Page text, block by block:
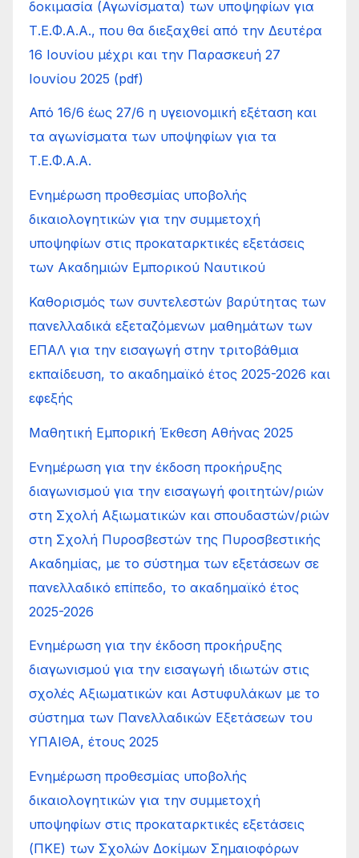
δοκιμασία (Αγωνίσματα) των υποψηφίων για
Τ.Ε.Φ.Α.Α., που θα διεξαχθεί από την Δευτέρα
16 Ιουνίου μέχρι και την Παρασκευή 27
Ιουνίου 2025 (pdf)
Από 16/6 έως 27/6 η υγειονομική εξέταση και
τα αγωνίσματα των υποψηφίων για τα
Τ.Ε.Φ.Α.Α.
Ενημέρωση προθεσμίας υποβολής
δικαιολογητικών για την συμμετοχή
υποψηφίων στις προκαταρκτικές εξετάσεις
των Ακαδημιών Εμπορικού Ναυτικού
Καθορισμός των συντελεστών βαρύτητας των
πανελλαδικά εξεταζόμενων μαθημάτων των
ΕΠΑΛ για την εισαγωγή στην τριτοβάθμια
εκπαίδευση, το ακαδημαϊκό έτος 2025-2026 και
εφεξής
Μαθητική Εμπορική Έκθεση Αθήνας 2025
Ενημέρωση για την έκδοση προκήρυξης
διαγωνισμού για την εισαγωγή φοιτητών/ριών
στη Σχολή Αξιωματικών και σπουδαστών/ριών
στη Σχολή Πυροσβεστών της Πυροσβεστικής
Ακαδημίας, με το σύστημα των εξετάσεων σε
πανελλαδικό επίπεδο, το ακαδημαϊκό έτος
2025-2026
Ενημέρωση για την έκδοση προκήρυξης
διαγωνισμού για την εισαγωγή ιδιωτών στις
σχολές Αξιωματικών και Αστυφυλάκων με το
σύστημα των Πανελλαδικών Εξετάσεων του
ΥΠΑΙΘΑ, έτους 2025
Ενημέρωση προθεσμίας υποβολής
δικαιολογητικών για την συμμετοχή
υποψηφίων στις προκαταρκτικές εξετάσεις
(ΠΚΕ) των Σχολών Δοκίμων Σημαιοφόρων